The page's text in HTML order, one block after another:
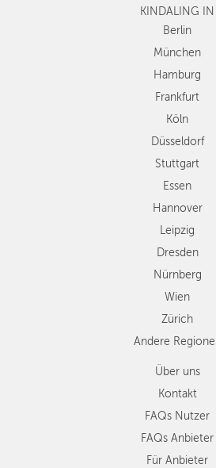
Nürnberg
KINDALING IN
Berlin
München
Hamburg
Frankfurt
Köln
Düsseldorf
Stuttgart
Essen
Hannover
Leipzig
Dresden
Nürnberg
Wien
Zürich
Andere
Über uns
Kontakt
FAQs Nutzer
FAQs Anbieter
Für Anbieter